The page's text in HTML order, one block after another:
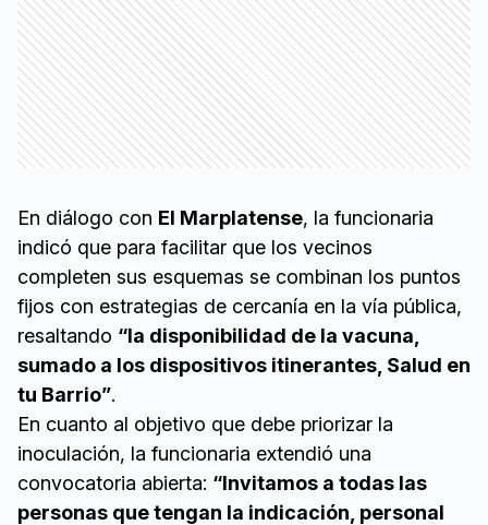
En diálogo con El Marplatense, la funcionaria
indicó que para facilitar que los vecinos
completen sus esquemas se combinan los puntos
fijos con estrategias de cercanía en la vía pública,
resaltando “la disponibilidad de la vacuna,
sumado a los dispositivos itinerantes, Salud en
tu Barrio”.
En cuanto al objetivo que debe priorizar la
inoculación, la funcionaria extendió una
convocatoria abierta: “Invitamos a todas las
personas que tengan la indicación, personal